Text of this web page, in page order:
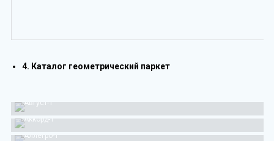
4. Каталог геометрический паркет
Август-1
Аккорд-1
Аллегро-1